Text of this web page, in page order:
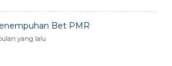
Bet PMR
yang lalu